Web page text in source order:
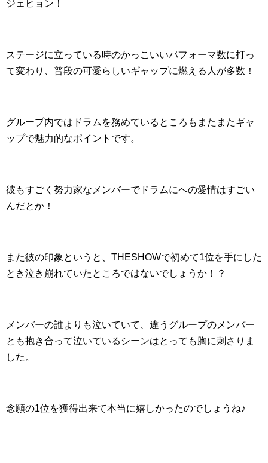
ジェヒョン！
ステージに立っている時のかっこいいパフォーマ数に打っ
て変わり、普段の可愛らしいギャップに燃える人が多数！
グループ内ではドラムを務めているところもまたまたギャ
ップで魅力的なポイントです。
彼もすごく努力家なメンバーでドラムにへの愛情はすごい
んだとか！
また彼の印象というと、THESHOWで初めて1位を手にした
とき泣き崩れていたところではないでしょうか！？
メンバーの誰よりも泣いていて、違うグループのメンバー
とも抱き合って泣いているシーンはとっても胸に刺さりま
した。
念願の1位を獲得出来て本当に嬉しかったのでしょうね♪